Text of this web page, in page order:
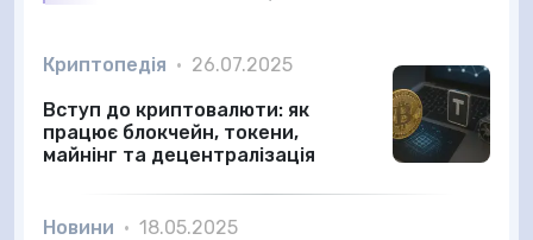
Криптопедія • 26.07.2025
Вступ до криптовалюти: як
працює блокчейн, токени,
майнінг та децентралізація
Новини • 18.05.2025